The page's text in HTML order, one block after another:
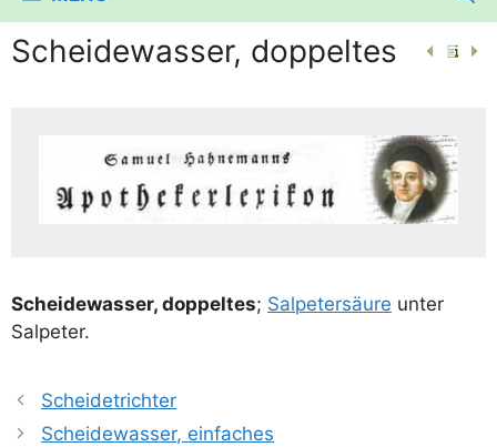
Scheidewasser, doppeltes
Schei­de­was­ser, dop­pel­tes; Sal­pe­ter­säu­re unter
Salpeter.
Scheidetrichter
Scheidewasser, einfaches